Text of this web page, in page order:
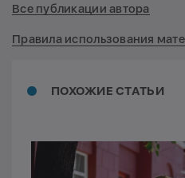
ПОХОЖИЕ СТАТЬИ
Все публикации автора
Правила использования